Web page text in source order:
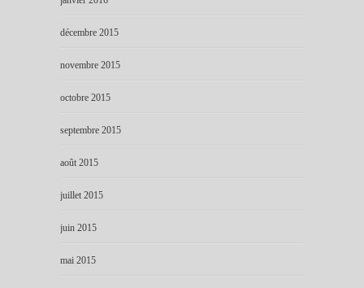
décembre 2015
novembre 2015
octobre 2015
septembre 2015
août 2015
juillet 2015
juin 2015
mai 2015